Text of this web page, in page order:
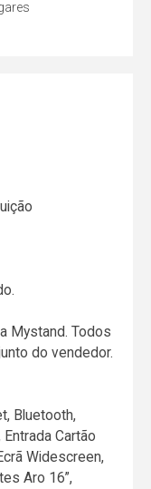
Mystand. Todos
do vendedor.
Bluetooth,
Entrada Cartão
Widescreen,
Aro 16”,